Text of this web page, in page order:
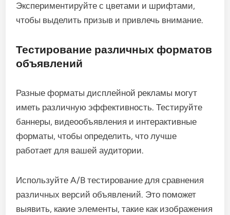
Экспериментируйте с цветами и шрифтами,
чтобы выделить призыв и привлечь внимание.
Тестирование различных форматов
объявлений
Разные форматы дисплейной рекламы могут
иметь различную эффективность. Тестируйте
баннеры, видеообъявления и интерактивные
форматы, чтобы определить, что лучше
работает для вашей аудитории.
Используйте A/B тестирование для сравнения
различных версий объявлений. Это поможет
выявить, какие элементы, такие как изображения